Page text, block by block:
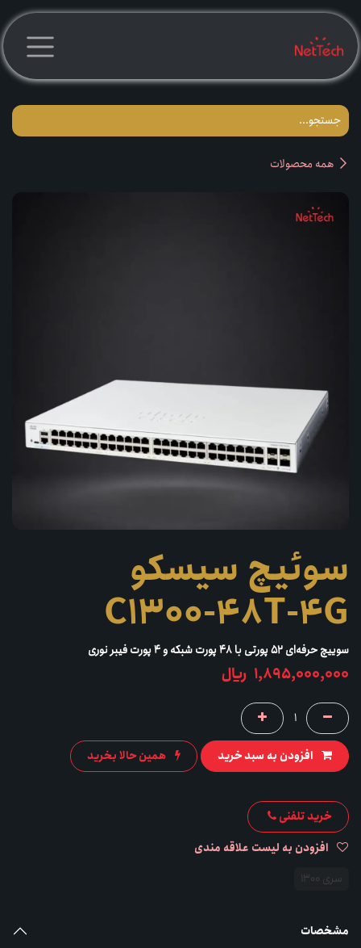
صرف نظر و مشاهده محتوا
همه محصولات
سوئیچ سیسکو
C1300-48T-4G
سوییچ حرفه‌ای ۵۲ پورتی با ۴۸ پورت شبکه و ۴ پورت فیبر نوری
1,895,000,000 ﷼
افزودن به سبد خرید همین حالا بخرید
خرید تلفنی
سری 1300
مشخصات